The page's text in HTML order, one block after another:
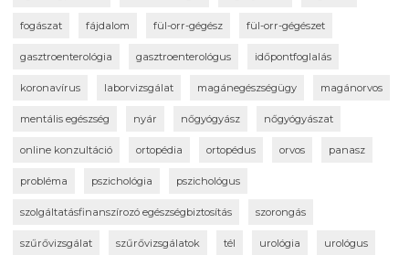
fogászat fájdalom fül-orr-gégész fül-orr-gégészet
gasztroenterológia gasztroenterológus időpontfoglalás
koronavírus laborvizsgálat magánegészségügy magánorvos
mentális egészség nyár nőgyógyász nőgyógyászat
online konzultáció ortopédia ortopédus orvos panasz
probléma pszichológia pszichológus
szolgáltatásfinanszírozó egészségbiztosítás szorongás
szűrővizsgálat szűrővizsgálatok tél urológia urológus